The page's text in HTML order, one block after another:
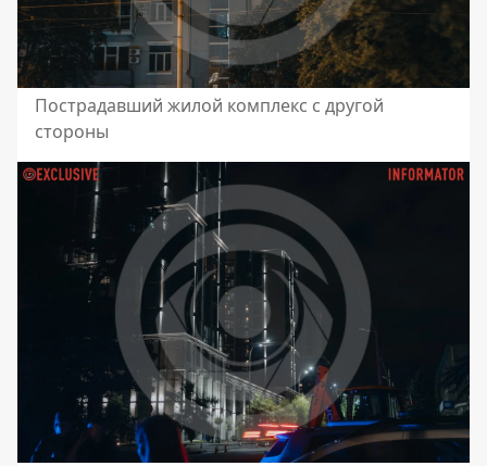
Пострадавший жилой комплекс с другой
стороны